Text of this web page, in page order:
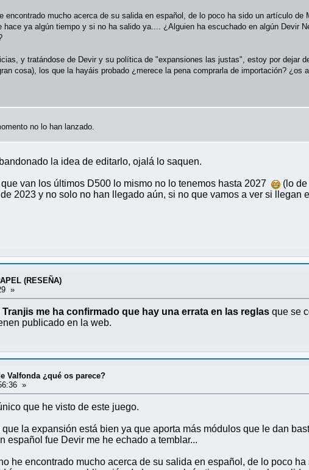
encontrado mucho acerca de su salida en español, de lo poco ha sido un artículo
hace ya algún tiempo y si no ha salido ya.... ¿Alguien ha escuchado en algún Devir
y tratándose de Devir y su política de "expansiones las justas", estoy por dejar
cosa), los que la hayáis probado ¿merece la pena comprarla de importación? ¿os
no lo han lanzado.
la idea de editarlo, ojalá lo saquen.
van los últimos D500 lo mismo no lo tenemos hasta 2027
(lo
2023 y no solo no han llegado aún, si no que vamos a ver si llegan
(RESEÑA)
»
Tranjis me ha confirmado que hay una errata en las reglas que se
publicado en la web.
Valfonda ¿qué os parece?
»
que he visto de este juego.
la expansión está bien ya que aporta más módulos que le dan
español fue Devir me he echado a temblar...
he encontrado mucho acerca de su salida en español, de lo poco